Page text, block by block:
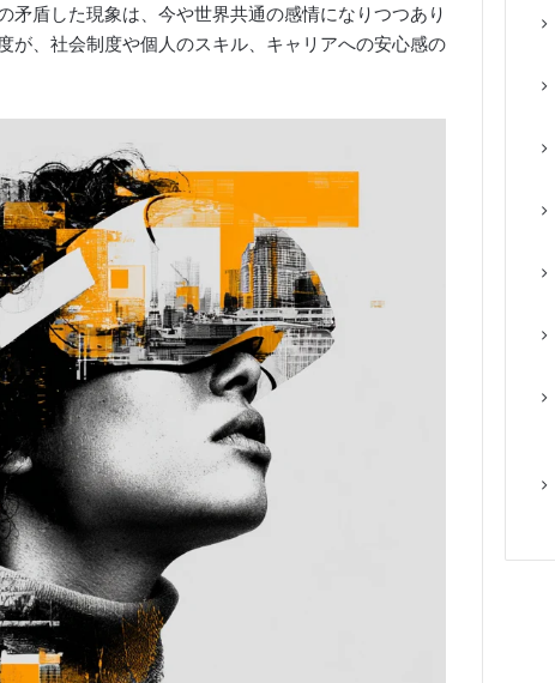
盾した現象は、今や世界共通の感情になりつつあり
が、社会制度や個人のスキル、キャリアへの安心感の